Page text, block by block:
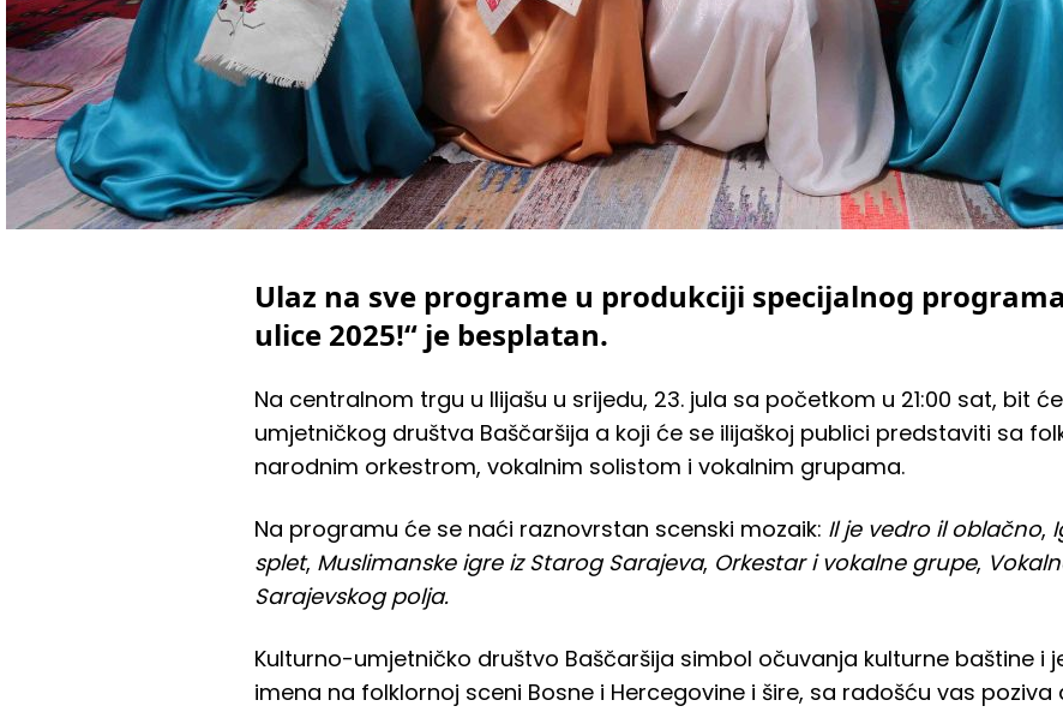
Ulaz na sve programe u produkciji specijalnog
ulice 2025!“ je besplatan.
Na centralnom trgu u Ilijašu u srijedu, 23. jula sa početkom u 21:00 sat, bit
umjetničkog društva Baščaršija a koji će se ilijaškoj publici predstaviti sa
narodnim orkestrom, vokalnim solistom i vokalnim grupama.
Na programu će se naći raznovrstan scenski mozaik: Il je vedro il oblačno,
splet, Muslimanske igre iz Starog Sarajeva, Orkestar i vokalne grupe,
Sarajevskog polja.
Kulturno-umjetničko društvo Baščaršija simbol očuvanja kulturne baštine i
imena na folklornoj sceni Bosne i Hercegovine i šire, sa radošću vas